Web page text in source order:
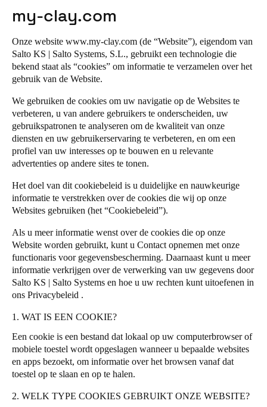
Deutsch
Français Italiano
United Kingdom
English
Ireland
English
France
NederlandsEnglish
FrançaisNederlandsEnglish
Spain
Español
Italy
Italiano
Russia
Salto KS
Salto Homelok
Salto Nebula
Salto XS4Com
Salto XS4 Face
Salto Space
my-clay.com
Onze website www.my-clay.com (de “Website”), eigendom van
Salto KS | Salto Systems, S.L., gebruikt een technologie die
bekend staat als “cookies” om informatie te verzamelen over het
gebruik van de Website.
We gebruiken de cookies om uw navigatie op de Websites te
verbeteren, u van andere gebruikers te onderscheiden, uw
gebruikspatronen te analyseren om de kwaliteit van onze
diensten en uw gebruikerservaring te verbeteren, en om een
profiel van uw interesses op te bouwen en u relevante
advertenties op andere sites te tonen.
Het doel van dit cookiebeleid is u duidelijke en nauwkeurige
informatie te verstrekken over de cookies die wij op onze
Websites gebruiken (het “Cookiebeleid”).
Als u meer informatie wenst over de cookies die op onze
Website worden gebruikt, kunt u Contact opnemen met onze
functionaris voor gegevensbescherming. Daarnaast kunt u meer
informatie verkrijgen over de verwerking van uw gegevens door
Salto KS | Salto Systems en hoe u uw rechten kunt uitoefenen in
ons Privacybeleid .
1. WAT IS EEN COOKIE?
Een cookie is een bestand dat lokaal op uw computerbrowser of
mobiele toestel wordt opgeslagen wanneer u bepaalde websites
en apps bezoekt, om informatie over het browsen vanaf dat
toestel op te slaan en op te halen.
2. WELK TYPE COOKIES GEBRUIKT ONZE WEBSITE?